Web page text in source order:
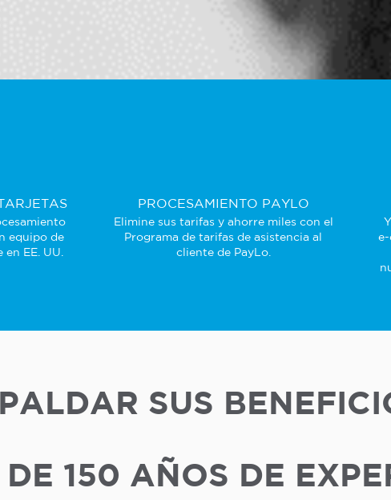
equipo de
EE. UU.
PROCESAMIENTO PAYLO
Elimine sus tarifas y ahorre miles con el
Programa de tarifas de asistencia al
cliente de PayLo.
SUS
DE 150 AÑOS DE